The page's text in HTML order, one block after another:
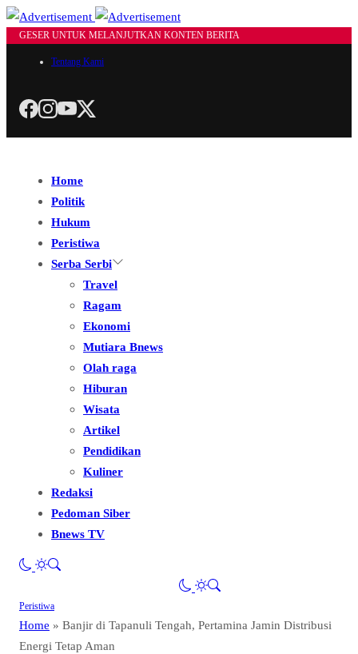
GESER UNTUK MELANJUTKAN KONTEN BERITA
Tentang Kami
Home
Politik
Hukum
Peristiwa
Serba Serbi
Travel
Ragam
Ekonomi
Mutiara Bnews
Olah raga
Hiburan
Wisata
Artikel
Pendidikan
Kuliner
Redaksi
Pedoman Siber
Bnews TV
Peristiwa
Home » Banjir di Tapanuli Tengah, Pertamina Jamin Distribusi
Energi Tetap Aman